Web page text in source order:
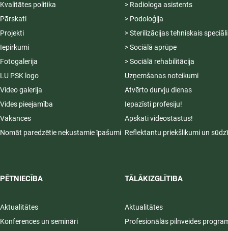
Kvalitātes politika
Pārskati
Projekti
Iepirkumi
Fotogalerija
LU PSK logo
Video galerija
Vides pieejamība
Vakances
Nomāt paredzētie nekustamie īpašumi
PĒTNIECĪBA
Aktualitātes
Konferences un semināri
> Radiologa asistents
> Podoloģija
> Sterilizācijas tehniskais
> Sociālā aprūpe
> Sociālā rehabilitācija
Uzņemšanas noteikumi
Atvērto durvju dienas
Iepazīsti profesiju!
Apskati videostāstus!
Reflektantu priekšlikumi un
TĀLĀKIZGLĪTIBA
Aktualitātes
Profesionālās pilnveides